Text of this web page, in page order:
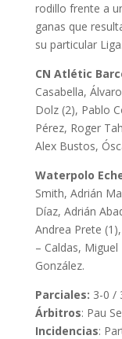
rodillo frente a
ganas que
su particular Liga.
CN Atlétic
Casabella,
Dolz (2), Pablo
Pérez, Roger
Alex Bustos,
Waterpolo
Smith, Adrián
Díaz, Adrián
Andrea Prete
– Caldas,
González.
Parciales: 3-0 /
Árbitros: Pau
Incidencias: